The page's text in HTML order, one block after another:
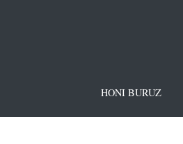
HONI BURUZ